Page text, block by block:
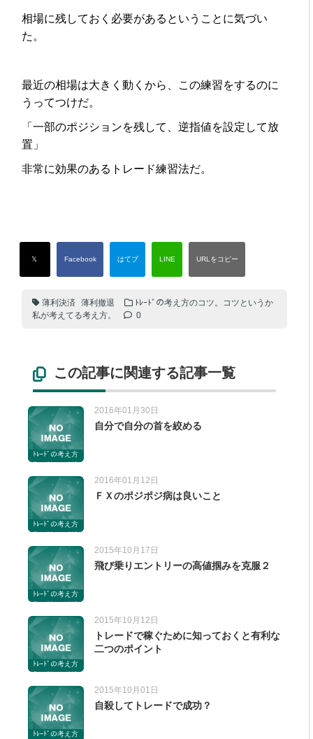
相場に残しておく必要があるということに気づい
た。
最近の相場は大きく動くから、この練習をするのに
うってつけだ。
「一部のポジションを残して、逆指値を設定して放
置」
非常に効果のあるトレード練習法だ。
薄利決済 薄利撤退
ﾄﾚｰﾄﾞの考え方のコツ。コツというか
私が考えてる考え方。
0
この記事に関連する記事一覧
ﾄﾚｰﾄﾞの考え方
のコツ。コツと
てる考え方。
2016年01月30日
自分で自分の首を絞める
ﾄﾚｰﾄﾞの考え方
のコツ。コツと
てる考え方。
2016年01月12日
ＦＸのポジポジ病は良いこと
ﾄﾚｰﾄﾞの考え方
のコツ。コツと
てる考え方。
2015年10月17日
飛び乗りエントリーの高値掴みを克服２
ﾄﾚｰﾄﾞの考え方
のコツ。コツと
てる考え方。
2015年10月12日
トレードで稼ぐために知っておくと有利な
二つのポイント
ﾄﾚｰﾄﾞの考え方
2015年10月01日
自殺してトレードで成功？